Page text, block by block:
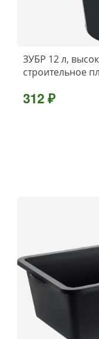
ЗУБР 12 л,
строительное
312 ₽